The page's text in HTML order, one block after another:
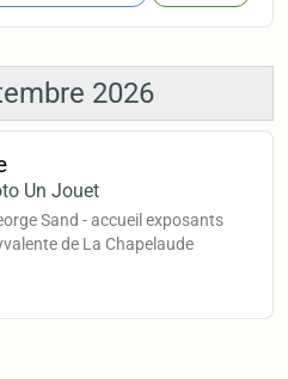
2026
Un Jouet
Sand - accueil exposants
de La Chapelaude